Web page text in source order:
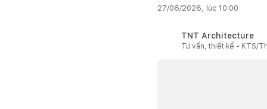
27/06/2026, lúc 10:00
TNT Architecture
Tư vấn, thiết kế - KTS/